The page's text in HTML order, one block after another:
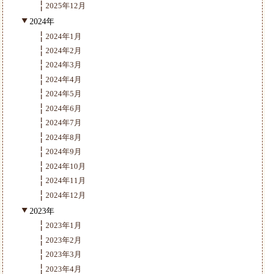
2025年12月
2024年
2024年1月
2024年2月
2024年3月
2024年4月
2024年5月
2024年6月
2024年7月
2024年8月
2024年9月
2024年10月
2024年11月
2024年12月
2023年
2023年1月
2023年2月
2023年3月
2023年4月